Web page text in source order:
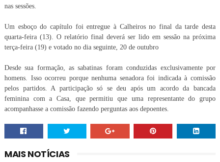
nas sessões.
Um esboço do capítulo foi entregue à Calheiros no final da tarde desta
quarta-feira (13). O relatório final deverá ser lido em sessão na próxima
terça-feira (19) e votado no dia seguinte, 20 de outubro
Desde sua formação, as sabatinas foram conduzidas exclusivamente por
homens. Isso ocorreu porque nenhuma senadora foi indicada à comissão
pelos partidos. A participação só se deu após um acordo da bancada
feminina com a Casa, que permitiu que uma representante do grupo
acompanhasse a comissão fazendo perguntas aos depoentes.
MAIS NOTÍCIAS